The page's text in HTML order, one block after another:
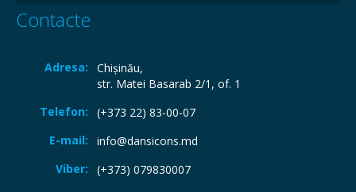
Contacte
Adresa:
Chişinău,
str. Matei Basarab 2/1, of. 1
Telefon:
(+373 22) 83-00-07
E-mail:
info@dansicons.md
Viber:
(+373) 079830007